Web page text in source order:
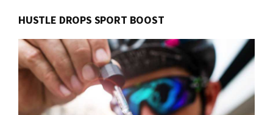
HUSTLE DROPS SPORT BOOST